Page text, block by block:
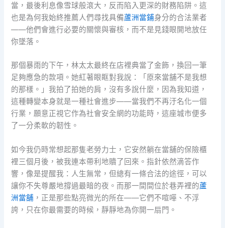
當，最後利息像雪球般滾大，反而陷入更深的財務陷阱。這
也是為何我始終推薦人們尋找具備蘆洲當鋪身分的合法業者
——他們會進行必要的關懷與審核，而不是見錢眼開地放任
你墜落。
那個暴雨的下午，林太太最終在店裡典當了金飾，換回一筆
足夠應急的款項。她紅著眼眶對我說：「原來當舖不是我想
的那樣。」我拍了拍她的肩，沒有多說什麼，因為我知道，
這種轉變本身就是一種社會進步——當我們不再汙名化一個
行業，願意正視它作為社會安全網的功能時，這座城市便多
了一分柔軟的韌性。
如今我仍時常想起那隻老勞力士，它安然躺在當舖的保險櫃
裡三個月後，被我連本帶利地贖了回來。指針依然滴答作
響，像是提醒我：人生無常，但總有一條合法的途徑，可以
讓你不失尊嚴地撐過最暗的夜。而那一間間位於巷弄裡的蘆
洲當舖 ，正是那些點亮微光的所在——它們不喧嘩、不浮
誇，只在你最需要的時候，靜靜地為你開一扇門。